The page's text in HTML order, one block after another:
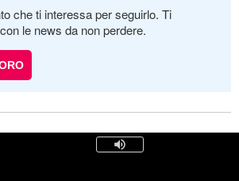
che ti interessa per seguirlo. Ti
le news da non perdere.